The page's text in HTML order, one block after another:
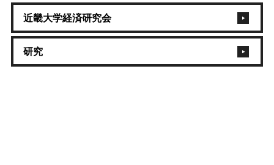
近畿大学経済研究会
研究